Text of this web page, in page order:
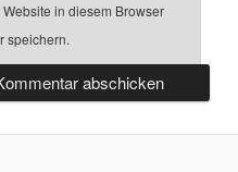
in diesem Browser
speichern.